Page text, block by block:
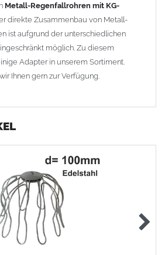
Metall-Regenfallrohren mit KG-
direkte Zusammenbau von Metall-
ist aufgrund der unterschiedlichen
möglich. Zu diesem
Adapter in unserem Sortiment.
Ihnen gern zur Verfügung.